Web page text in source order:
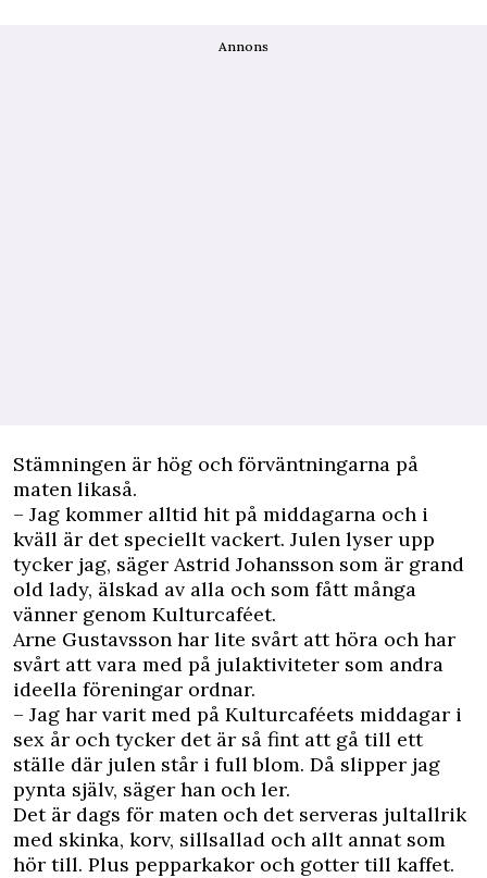
Annons
Stämningen är hög och förväntningarna på
maten likaså.
– Jag kommer alltid hit på middagarna och i
kväll är det speciellt vackert. Julen lyser upp
tycker jag, säger Astrid Johansson som är grand
old lady, älskad av alla och som fått många
vänner genom Kulturcaféet.
Arne Gustavsson har lite svårt att höra och har
svårt att vara med på julaktiviteter som andra
ideella föreningar ordnar.
– Jag har varit med på Kulturcaféets middagar i
sex år och tycker det är så fint att gå till ett
ställe där julen står i full blom. Då slipper jag
pynta själv, säger han och ler.
Det är dags för maten och det serveras jultallrik
med skinka, korv, sillsallad och allt annat som
hör till. Plus pepparkakor och gotter till kaffet.